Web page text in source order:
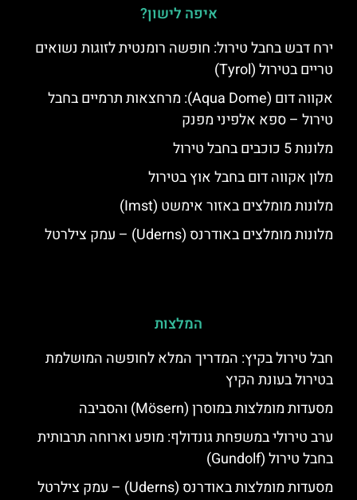
איפה לישון?
ירח דבש בחבל טירול: חופשה רומנטית לזוגות נשואים
טריים בטירול (Tyrol)
אקווה דום (Aqua Dome): מרחצאות תרמיים בחבל
טירול – ספא אלפיני מפנק
מלונות 5 כוכבים בחבל טירול
מלון אקווה דום בחבל אוץ בטירול
מלונות מומלצים באזור אימשט (Imst)
מלונות מומלצים באודרנס (Uderns) – עמק צילרטל
המלצות
חבל טירול בקיץ: המדריך המלא לחופשה המושלמת
בטירול בעונת הקיץ
מסעדות מומלצות במוסרן (Mösern) והסביבה
ערב טירולי במשפחת גונדולף: מופע וארוחה תרבותית
בחבל טירול (Gundolf)
מסעדות מומלצות באודרנס (Uderns) – עמק צילרטל